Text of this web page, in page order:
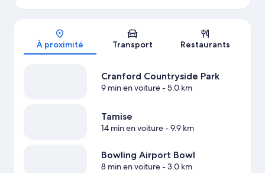
Carte
À proximité Transport Restaurants
Cranford Countryside Park
9 min en voiture- 5.0 km
Tamise
14 min en voiture- 9.9 km
Bowling Airport Bowl
8 min en voiture- 3.0 km